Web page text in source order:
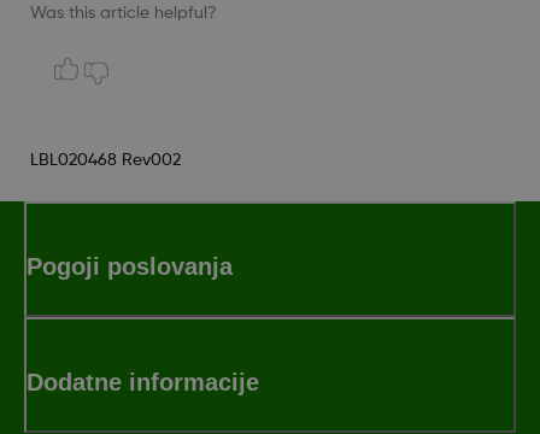
Was this article helpful?
LBL020468 Rev002
Pogoji poslovanja
Dodatne informacije